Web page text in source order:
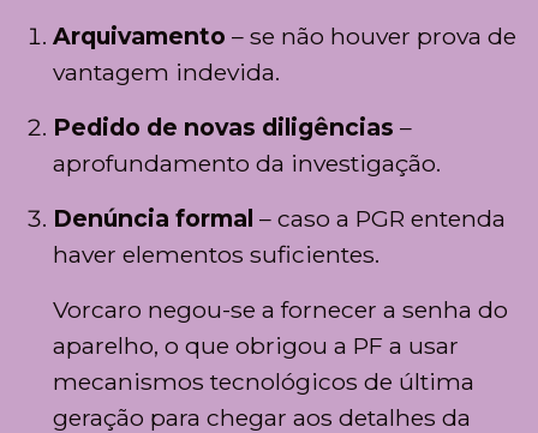
Arquivamento – se não houver prova de
vantagem indevida.
Pedido de novas diligências –
aprofundamento da investigação.
Denúncia formal – caso a PGR entenda
haver elementos suficientes.
Vorcaro negou-se a fornecer a senha do
aparelho, o que obrigou a PF a usar
mecanismos tecnológicos de última
geração para chegar aos detalhes da